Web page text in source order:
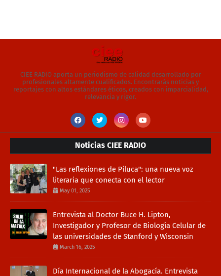
CIEE RADIO aporta un periodismo de calidad desarrollado por
profesionales altamente cualificados. Encontrarás noticias y
reportajes con altos estándares éticos, creados con imparcialidad,
relevancia y rigor.
Noticias CIEE RADIO
"Las reflexiones de Piluca": una nueva voz
literaria que conecta con el lector
May 01, 2025
Entrevista al Doctor Buce H. Lipton,
Investigador y Profesor de Biología Celular de
las universidades de Stanford y Wisconsin
March 16, 2025
Día Internacional de la Abogacía. Entrevista